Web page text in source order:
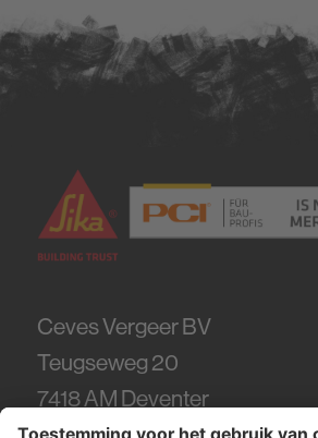
Ceves Vergeer BV
Teugseweg 20
7418AM Deventer